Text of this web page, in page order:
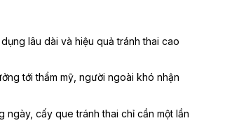
lâu dài và hiệu quả tránh thai cao
tới thẩm mỹ, người ngoài khó nhận
cấy que tránh thai chỉ cần một lần